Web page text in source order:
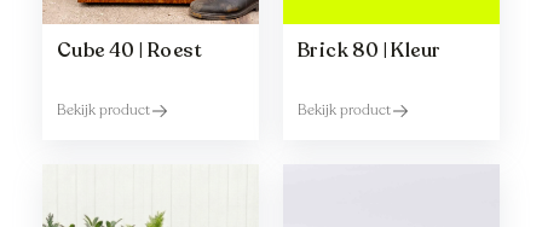
Cube 40 | Roest
Bekijk product
Brick 80 | Kleur
Bekijk product